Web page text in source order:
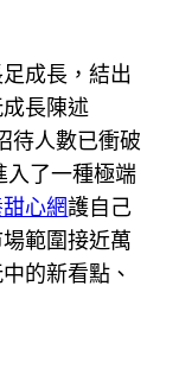
成長，結出
長陳述
待人數已衝破
入了一種極端
心網護自己
範圍接近萬
的新看點、